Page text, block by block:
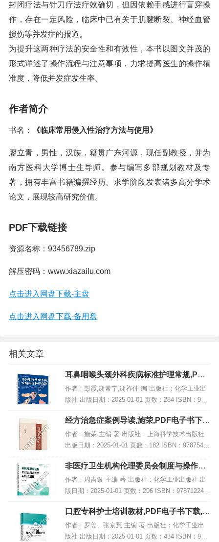
封闭疗法与针刀疗法疗效确切，但因依赖手感进行盲穿操
作，存在一定风险，临床中已有关于肌腱断裂、神经血管
损伤等并发症的报道。
为提升这两种疗法的安全性和有效性，本书以图文并茂的
形式详述了操作流程与注意事项，力求提高医生的操作精
准度，降低并发症发生率。
作者简介
书名： 《临床常用侵入性治疗方法与使用》
廖立青，男性，汉族，籍贯广东河源，现任副教授，并为
南方医科大学博士生导师。参与编写多部规划教材及专
著，拥有丰富书籍编撰经历。求学阶段发表诸多高分学术
论文，展现较高研究价值。
PDF下载链接
资源名称：93456789.zip
解压密码：www.xiazailu.com
点击进入网盘下载-主盘
点击进入网盘下载-备用盘
相关文章
耳鼻咽喉头颈外科疾病标准护理常规,PDF
电子书下载
作者：彭霞,谢常宁,谢祚仲 编 出版社：化学工业出
版社 出版日期：2025-01-01 页数：284 ISBN：978
7122463180 电子书大小：244MB [高清扫描版PDF
格式]...
经方治急症案例导读,施荣,PDF电子书下
载,网盘资源
作者：施荣 主编 著 出版社：上海科学技术出版社
出版日期：2025-01-01 页数：182 ISBN：97875478
50435 电子书大小：249MB [高清扫描版PDF格式]
内容简...
非医疗卫生机构伦理委员会制度与操作规
程,PDF电子书下载
作者：周吉银 主编 著 出版社：化学工业出版社 出
版日期：2025-01-01 页数：206 ISBN：978712246
2367 电子书大小：230MB [高清扫描版PDF格式] 内
容简...
口腔专科护士培训教材,PDF电子书下载,网
盘资源
作者：罗姜、张京慧 主编 著 出版社：化学工业出
版社 出版日期：2025-01-01 页数：434 ISBN：978